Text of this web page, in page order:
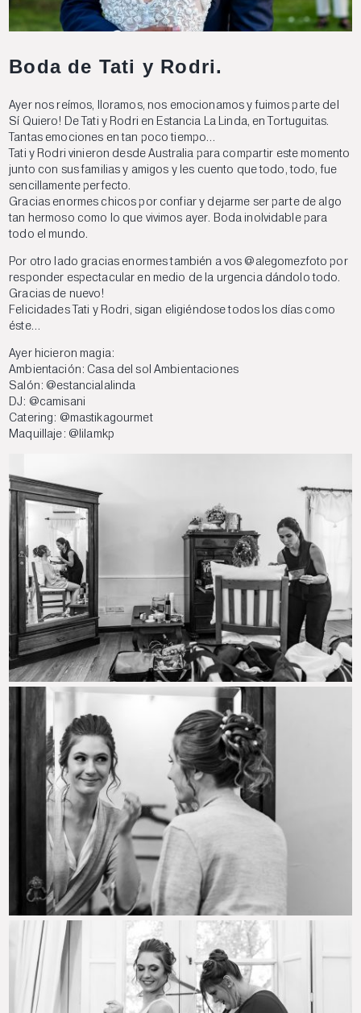
Boda de Tati y Rodri.
Ayer nos reímos, lloramos, nos emocionamos y fuimos parte del
Sí Quiero! De Tati y Rodri en Estancia La Linda, en Tortuguitas.
Tantas emociones en tan poco tiempo…
Tati y Rodri vinieron desde Australia para compartir este momento
junto con sus familias y amigos y les cuento que todo, todo, fue
sencillamente perfecto.
Gracias enormes chicos por confiar y dejarme ser parte de algo
tan hermoso como lo que vivimos ayer. Boda inolvidable para
todo el mundo.
Por otro lado gracias enormes también a vos @alegomezfoto por
responder espectacular en medio de la urgencia dándolo todo.
Gracias de nuevo!
Felicidades Tati y Rodri, sigan eligiéndose todos los días como
éste…
Ayer hicieron magia:
Ambientación: Casa del sol Ambientaciones
Salón: @estancialalinda
DJ: @camisani
Catering: @mastikagourmet
Maquillaje: @lilamkp